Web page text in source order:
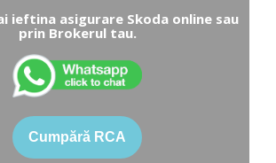
ieftina asigurare Skoda online sau
prin Brokerul tau.
Cumpără RCA